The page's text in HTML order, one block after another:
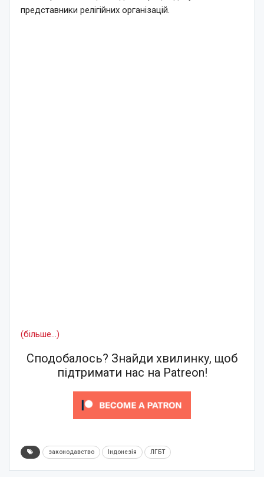
представники релігійних організацій.
(більше…)
Сподобалось? Знайди хвилинку, щоб
підтримати нас на Patreon!
законодавство Індонезія ЛГБТ